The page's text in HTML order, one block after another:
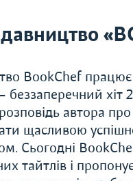
BookChef
беззаперечний хіт
автора
щасливою
Сьогодні
тайтлів і